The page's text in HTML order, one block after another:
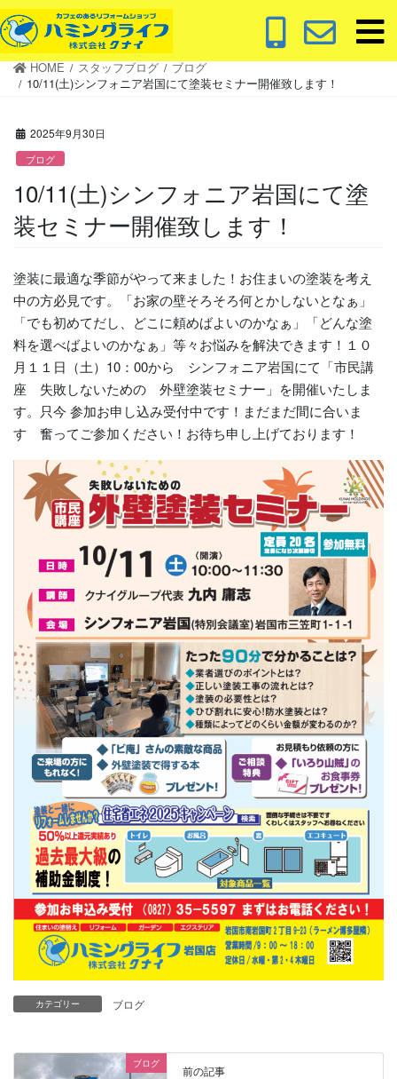
コ
ン
テ
ナ
ビ
ゲ
HOME スタッフブログ
ブログ
10/11(土)シンフォニア岩国にて塗装セミナー開催致します！
2025年9月30日
ブログ
10/11(土)シンフォニア岩国にて塗
装セミナー開催致します！
塗装に最適な季節がやって来ました！お住まいの塗装を考え
中の方必見です。「お家の壁そろそろ何とかしないとなぁ」
「でも初めてだし、どこに頼めばよいのかなぁ」「どんな塗
料を選べばよいのかなぁ」等々お悩みを解決できます！１０
月１１日（土）10：00から シンフォニア岩国にて「市民講
座 失敗しないための 外壁塗装セミナー」を開催いたしま
す。只今 参加お申し込み受付中です！まだまだ間に合いま
す 奮ってご参加ください！お待ち申し上げております！
カテゴリー ブログ
ブログ 前の記事